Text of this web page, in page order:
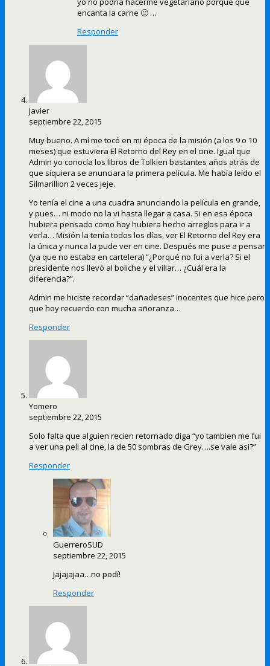
encanta la carne 🙂 …
Responder
Javier
septiembre 22, 2015
Muy bueno. A mí me tocó en mi época de la misión (a los 9 o 10
meses) que estuviera El Retorno del Rey en el cine. Igual que
Admin yo conocía los libros de Tolkien bastantes años atrás de
que siquiera se anunciara la primera película. Me había leído el
Silmarillion 2 veces jeje.
Yo tenía el cine a una cuadra anunciando la película en grande,
y pues… ni modo no la vi hasta llegar a casa. Si en esa época
hubiera pensado como hoy hubiera hecho arreglos para ir a
verla… Misión la tenía todos los días, ver El Retorno del Rey era
la única y nunca la pude ver en cine. Después me puse a pensar
(ya que no estaba en cartelera) “¿Porqué no fui a verla? Si el
presidente nos llevó al boliche y el villar… ¿Cuál era la
diferencia?”.
Admin me hiciste recordar “dañadeses” inocentes que hice pero
que hoy recuerdo con mucha añoranza…
Responder
Yomero
septiembre 22, 2015
Solo falta que alguien recien retornado diga “yo tambien me fui
a ver una peli al cine, la de 50 sombras de Grey….se vale asi?”
Responder
GuerreroSUD
septiembre 22, 2015
Jajajajaa…no podí!
Responder